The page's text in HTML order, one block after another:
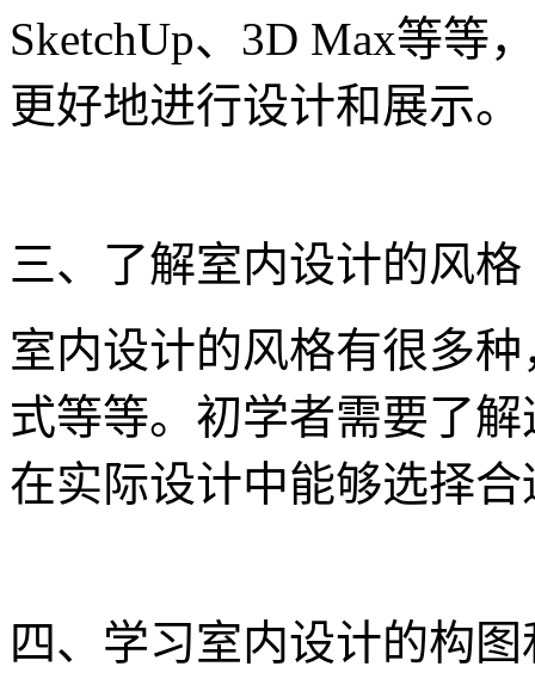
SketchUp、3D Max等等
更好地进行设计和展示。
三、了解室内设计的风格
室内设计的风格有很多
式等等。初学者需要了
在实际设计中能够选择
四、学习室内设计的构